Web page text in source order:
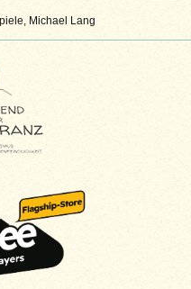
Michael Lang